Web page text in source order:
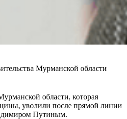
Мурманской области
области, которая
уволили после прямой линии
Путиным.